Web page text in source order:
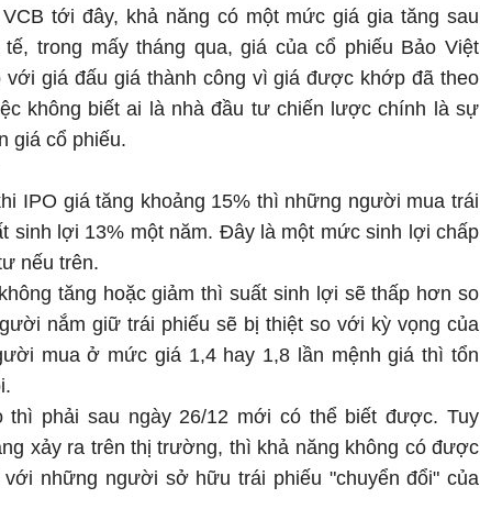
tới đây, khả năng có một mức giá gia tăng sau
trong mấy tháng qua, giá của cổ phiếu Bảo Việt
với giá đấu giá thành công vì giá được khớp đã theo
không biết ai là nhà đầu tư chiến lược chính là sự
giá cổ phiếu.
IPO giá tăng khoảng 15% thì những người mua trái
sinh lợi 13% một năm. Đây là một mức sinh lợi chấp
nếu trên.
tăng hoặc giảm thì suất sinh lợi sẽ thấp hơn so
nắm giữ trái phiếu sẽ bị thiệt so với kỳ vọng của
mua ở mức giá 1,4 hay 1,8 lần mệnh giá thì tổn
thì phải sau ngày 26/12 mới có thể biết được. Tuy
xảy ra trên thị trường, thì khả năng không có được
những người sở hữu trái phiếu "chuyển đổi" của